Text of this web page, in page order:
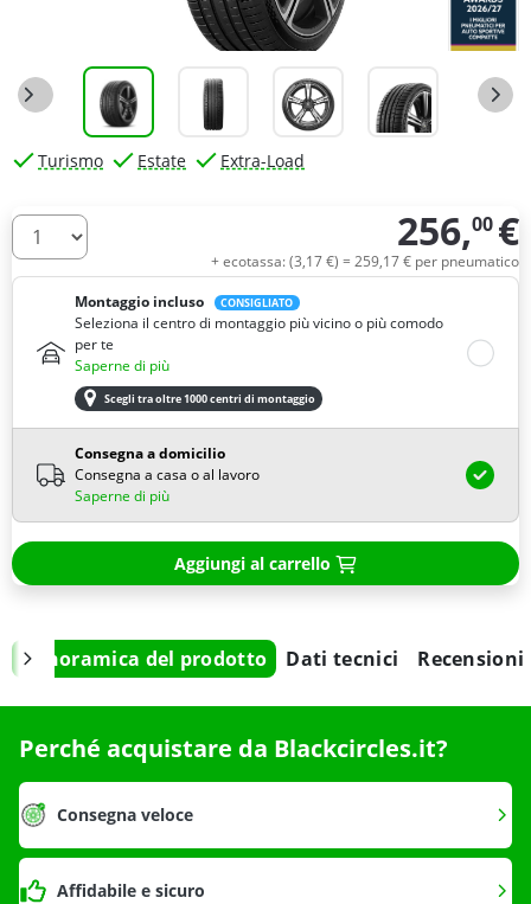
Turismo Estate Extra-Load
Quantità 256,00 €
+ ecotassa: (3,17€) = 259,17€ per pneumatico
Montaggio incluso
CONSIGLIATO
Seleziona il centro di montaggio più vicino o più comodo
per te
Saperne di più
Scegli tra oltre 1000 centri di montaggio
Consegna a domicilio
Consegna a casa o al lavoro
Saperne di più
Aggiungi al carrello
Panoramica del prodotto Dati tecnici Recensioni
Perché acquistare da Blackcircles.it?
Consegna veloce
Affidabile e sicuro